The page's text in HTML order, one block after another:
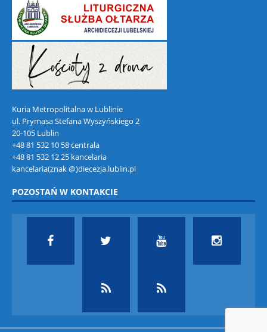
Kuria Metropolitalna w Lublinie
ul. Prymasa Stefana Wyszyńskiego 2
20-105 Lublin
+48 81 532 10 58 centrala
+48 81 532 12 25 kancelaria
kancelaria(znak @)diecezja.lublin.pl
POZOSTAŃ W KONTAKCIE